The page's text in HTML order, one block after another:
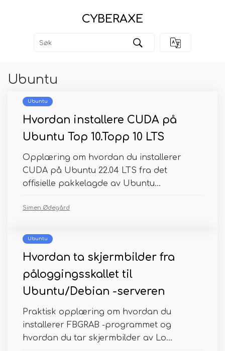
CYBERAXE
Ubuntu
Ubuntu
Hvordan installere CUDA på
Ubuntu Top 10.Topp 10 LTS
Opplæring om hvordan du installerer
CUDA på Ubuntu 22.04 LTS fra det
offisielle pakkelagde av Ubuntu...
Simen Ødegård
Ubuntu
Hvordan ta skjermbilder fra
påloggingsskallet til
Ubuntu/Debian -serveren
Praktisk opplæring om hvordan du
installerer FBGRAB -programmet og
hvordan du tar skjermbilder av Lo...